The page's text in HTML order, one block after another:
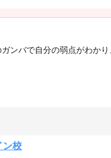
ンバで自分の弱点がわか
ン校